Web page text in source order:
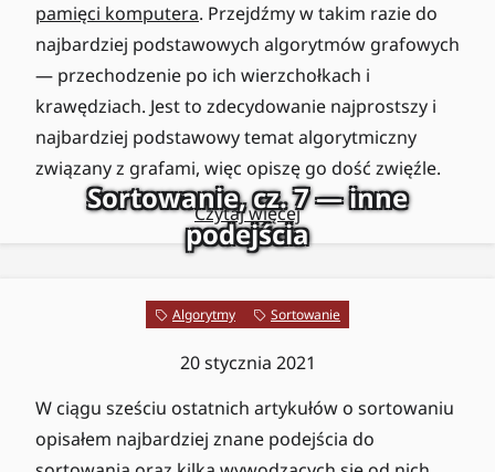
pamięci komputera. Przejdźmy w takim razie do
najbardziej podstawowych algorytmów grafowych
— przechodzenie po ich wierzchołkach i
krawędziach. Jest to zdecydowanie najprostszy i
najbardziej podstawowy temat algorytmiczny
związany z grafami, więc opiszę go dość zwięźle.
Czytaj więcej
Sortowanie, cz. 7 — inne
podejścia
Algorytmy Sortowanie
20 stycznia 2021
W ciągu sześciu ostatnich artykułów o sortowaniu
opisałem najbardziej znane podejścia do